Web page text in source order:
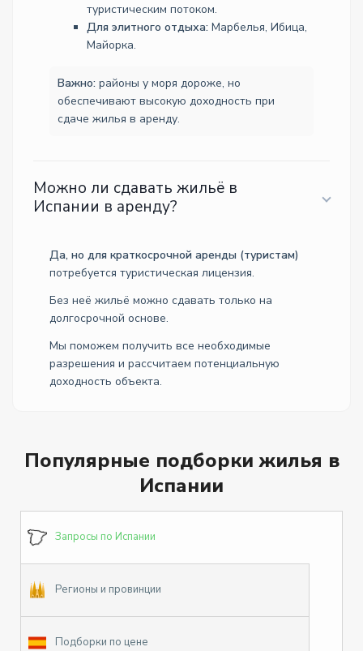
туристическим потоком.
Для элитного отдыха: Марбелья, Ибица,
Майорка.
Важно: районы у моря дороже, но
обеспечивают высокую доходность при
сдаче жилья в аренду.
Можно ли сдавать жильё в
Испании в аренду?
Да, но для краткосрочной аренды (туристам)
потребуется туристическая лицензия.
Без неё жильё можно сдавать только на
долгосрочной основе.
Мы поможем получить все необходимые
разрешения и рассчитаем потенциальную
доходность объекта.
Популярные подборки жилья в
Испании
Запросы по Испании
Регионы и провинции
Подборки по цене